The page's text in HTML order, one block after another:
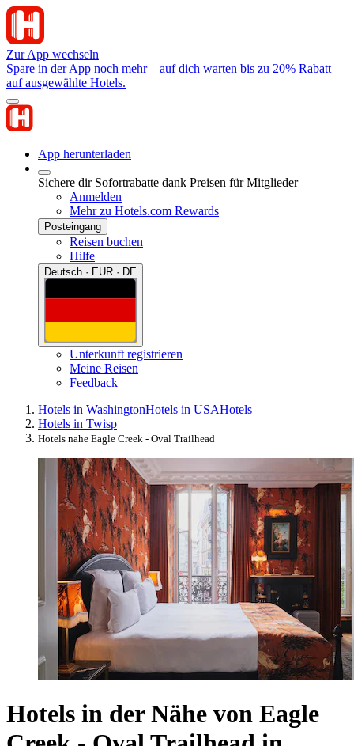
Zur App wechseln
Spare in der App noch mehr – auf dich warten bis zu 20% Rabatt
auf ausgewählte Hotels.
App herunterladen
Sichere dir Sofortrabatte dank Preisen für Mitglieder
Anmelden
Mehr zu Hotels.com Rewards
Posteingang
Reisen buchen
Hilfe
Deutsch · EUR · DE
Unterkunft registrieren
Meine Reisen
Feedback
Hotels in WashingtonHotels in USAHotels
Hotels in Twisp
Hotels nahe Eagle Creek - Oval Trailhead
Hotels in der Nähe von Eagle